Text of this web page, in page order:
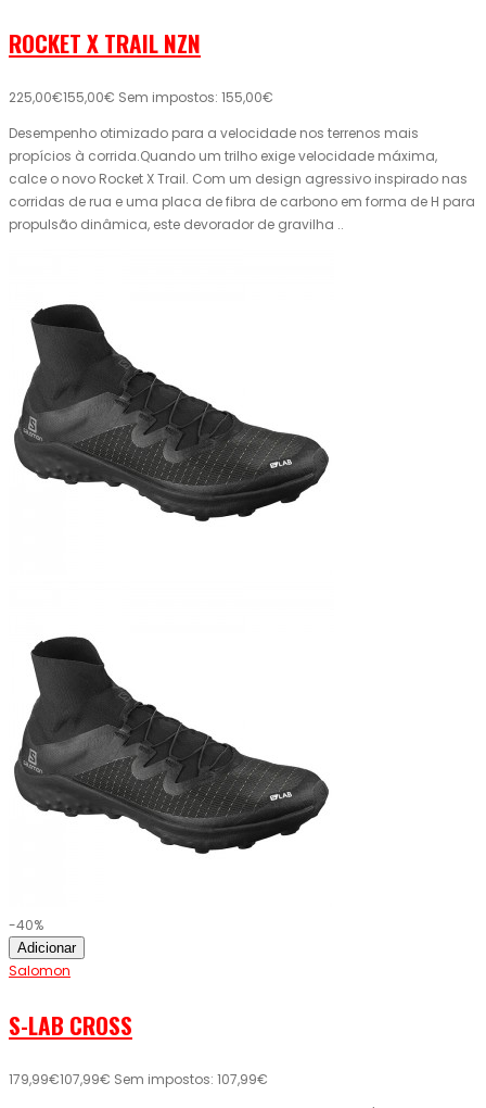
ROCKET X TRAIL NZN
225,00€155,00€ Sem impostos: 155,00€
Desempenho otimizado para a velocidade nos terrenos mais
propícios à corrida.Quando um trilho exige velocidade máxima,
calce o novo Rocket X Trail. Com um design agressivo inspirado nas
corridas de rua e uma placa de fibra de carbono em forma de H para
propulsão dinâmica, este devorador de gravilha ..
-40%
Adicionar
Salomon
S-LAB CROSS
179,99€107,99€ Sem impostos: 107,99€